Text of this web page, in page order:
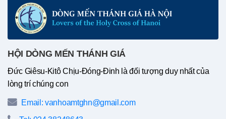
HỘI DÒNG MẾN THÁNH GIÁ
Đức Giêsu-Kitô Chịu-Đóng-Đinh là đối tượng duy nhất của
lòng trí chúng con
Email: vanhoamtghn@gmail.com